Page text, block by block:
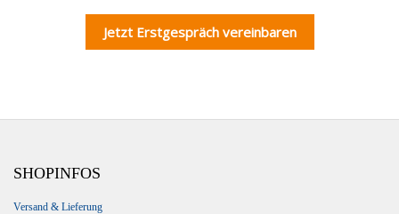
Jetzt Erstgespräch vereinbaren
SHOPINFOS
Versand & Lieferung